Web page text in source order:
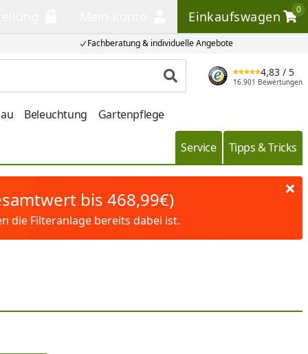
Fachberatung & individuelle Angebote
Einkaufswagen
0
Einkaufswagen
Produkt suchen
4,83 / 5
16.901 Bewertungen
Beleuchtung Gartenpflege
Service Tipps & Tricks
bis 468,99€)
die Filteranlage bereits dabei ist.